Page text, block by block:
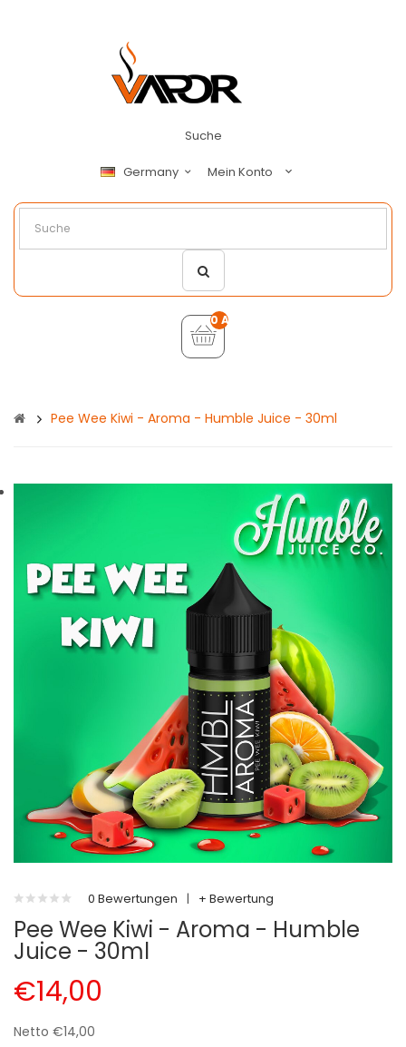
Suche
Germany Mein Konto
0 Artikel - €0,00
Pee Wee Kiwi - Aroma - Humble Juice - 30ml
0 Bewertungen | + Bewertung
Pee Wee Kiwi - Aroma - Humble
Juice - 30ml
€14,00
Netto €14,00